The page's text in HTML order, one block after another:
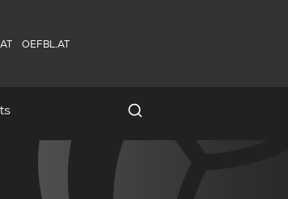
OEFBL.AT
Spielersuche